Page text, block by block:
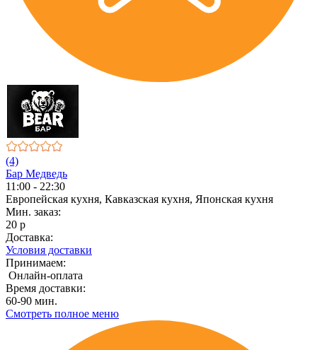
(4)
Бар Медведь
11:00 - 22:30
Европейская кухня, Кавказская кухня, Японская кухня
Мин. заказ:
20 р
Доставка:
Условия доставки
Принимаем:
Онлайн-оплата
Время доставки:
60-90 мин.
Смотреть полное меню